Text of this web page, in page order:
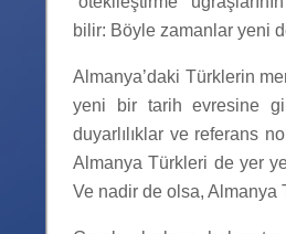
bilir: Böyle zamanlar yeni
Almanya’daki Türklerin
yeni bir tarih evresine
duyarlılıklar ve referans
Almanya Türkleri de yer
Ve nadir de olsa, Almanya